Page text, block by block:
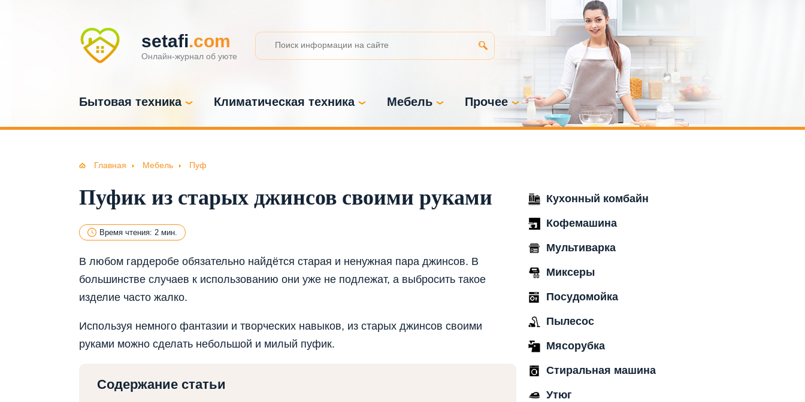
setafi.com
Онлайн-журнал об уюте
Бытовая техника Климатическая техника Мебель Прочее
Главная Мебель Пуф
Пуфик из старых джинсов своими руками
Время чтения: 2 мин.
В любом гардеробе обязательно найдётся старая и ненужная пара джинсов. В
большинстве случаев к использованию они уже не подлежат, а выбросить такое
изделие часто жалко.
Используя немного фантазии и творческих навыков, из старых джинсов своими
руками можно сделать небольшой и милый пуфик.
Содержание статьи
Кухонный комбайн
Кофемашина
Мультиварка
Миксеры
Посудомойка
Пылесос
Мясорубка
Стиральная машина
Утюг